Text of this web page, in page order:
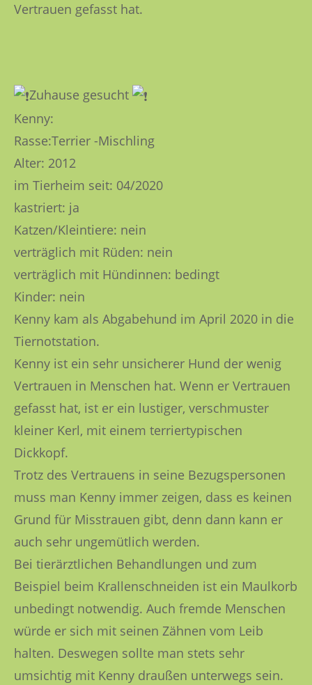
Vertrauen gefasst hat.
Zuhause gesucht
Kenny:
Rasse:Terrier -Mischling
Alter: 2012
im Tierheim seit: 04/2020
kastriert: ja
Katzen/Kleintiere: nein
verträglich mit Rüden: nein
verträglich mit Hündinnen: bedingt
Kinder: nein
Kenny kam als Abgabehund im April 2020 in die
Tiernotstation.
Kenny ist ein sehr unsicherer Hund der wenig
Vertrauen in Menschen hat. Wenn er Vertrauen
gefasst hat, ist er ein lustiger, verschmuster
kleiner Kerl, mit einem terriertypischen
Dickkopf.
Trotz des Vertrauens in seine Bezugspersonen
muss man Kenny immer zeigen, dass es keinen
Grund für Misstrauen gibt, denn dann kann er
auch sehr ungemütlich werden.
Bei tierärztlichen Behandlungen und zum
Beispiel beim Krallenschneiden ist ein Maulkorb
unbedingt notwendig. Auch fremde Menschen
würde er sich mit seinen Zähnen vom Leib
halten. Deswegen sollte man stets sehr
umsichtig mit Kenny draußen unterwegs sein.